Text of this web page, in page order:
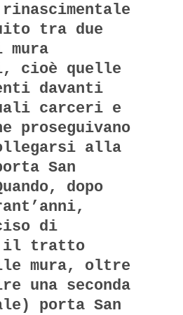
tra due
cioè quelle
davanti
carceri e
proseguivano
alla
San
dopo
di
il tratto
mura, oltre
una seconda
porta San